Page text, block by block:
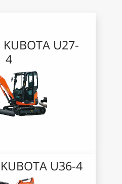
U27-
4
U36-4